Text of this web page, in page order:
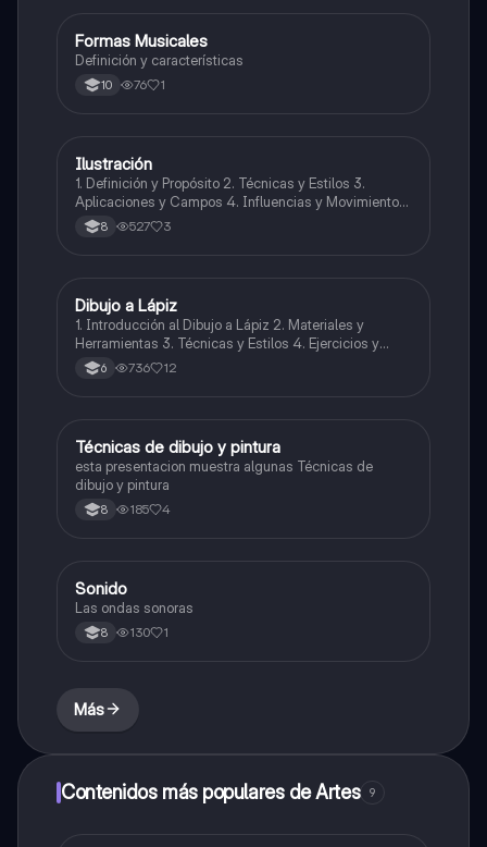
Música
Formas Musicales
Definición y características
10 76 1
Artes
Ilustración
1. Definición y Propósito 2. Técnicas y Estilos 3.
Aplicaciones y Campos 4. Influencias y Movimientos
Artísticos 5. Ética en la Ilustración 6. Desarrollo
Profesional y Educativo 7. Ejemplos y Referencias
8 527 3
Artes
Dibujo a Lápiz
1. Introducción al Dibujo a Lápiz 2. Materiales y
Herramientas 3. Técnicas y Estilos 4. Ejercicios y
Prácticas Recomendadas 5. Inspiración y
Referencias 6. Proceso Creativo y Experimentación
6 736 12
Artes
Técnicas de dibujo y pintura
esta presentacion muestra algunas Técnicas de
dibujo y pintura
8 185 4
Música
Sonido
Las ondas sonoras
8 130 1
Más
Contenidos más populares de Artes 9